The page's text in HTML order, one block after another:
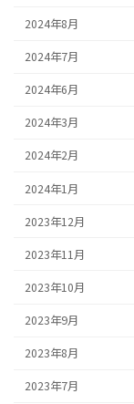
2024年8月
2024年7月
2024年6月
2024年3月
2024年2月
2024年1月
2023年12月
2023年11月
2023年10月
2023年9月
2023年8月
2023年7月